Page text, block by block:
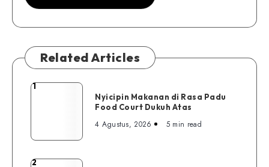
Related Articles
Nyicipin
Padu
Food
1
Nyicipin Makanan di Rasa Padu
Food Court Dukuh Atas
4 Agustus, 2026 5 min read
2